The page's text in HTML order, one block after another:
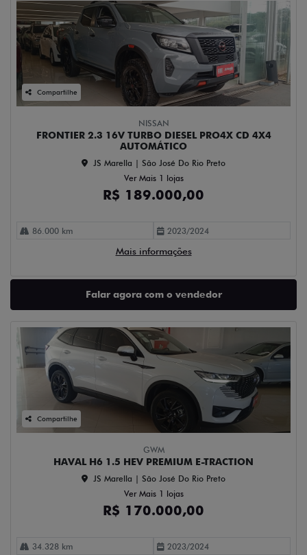
Compartilhe
NISSAN
FRONTIER 2.3 16V TURBO DIESEL PRO4X CD 4X4
AUTOMÁTICO
JS Marella | São José Do Rio Preto
Ver Mais 1 lojas
R$ 189.000,00
86.000 km 2023/2024
Mais informações
Falar agora com o vendedor
Compartilhe
GWM
HAVAL H6 1.5 HEV PREMIUM E-TRACTION
JS Marella | São José Do Rio Preto
Ver Mais 1 lojas
R$ 170.000,00
34.328 km 2023/2024